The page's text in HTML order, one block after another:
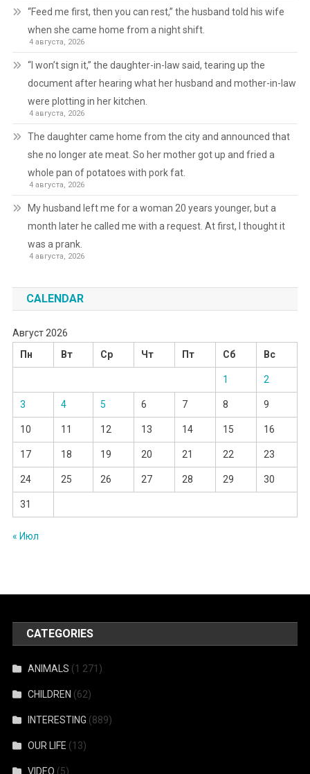
“Feed me first, then you can rest,” the husband told his wife
when she came home from a night shift.
4 августа, 2026
“I won’t sign it,” the daughter-in-law said, tearing up the
document after hearing what her husband and mother-in-law
were plotting in her kitchen.
4 августа, 2026
The daughter came home from the city and announced that
she no longer ate meat. So her mother got up and fried a
whole pan of potatoes with pork fat.
4 августа, 2026
My husband left me for a woman 20 years younger, but a
month later he called me with a request. At first, I thought it
was a prank.
4 августа, 2026
CALENDAR
Август 2026
Пн
Вт Ср Чт Пт Сб Вс
1 2
3 4 5 6 7 8 9
10 11 12 13 14 15 16
17 18 19 20 21 22 23
24 25 26 27 28 29 30
31
« Июл
CATEGORIES
ANIMALS (1 271)
CHILDREN (62)
INTERESTING (889)
OUR LIFE (13)
VIDEO (5)